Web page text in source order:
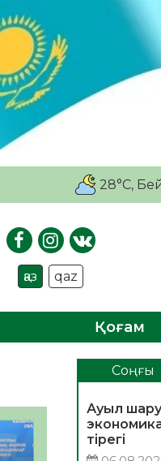
28°C,
қаз qaz
Қоғам
Соңғы
Ауыл
тірегі